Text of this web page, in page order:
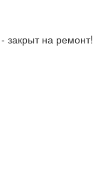
закрыт на ремонт!